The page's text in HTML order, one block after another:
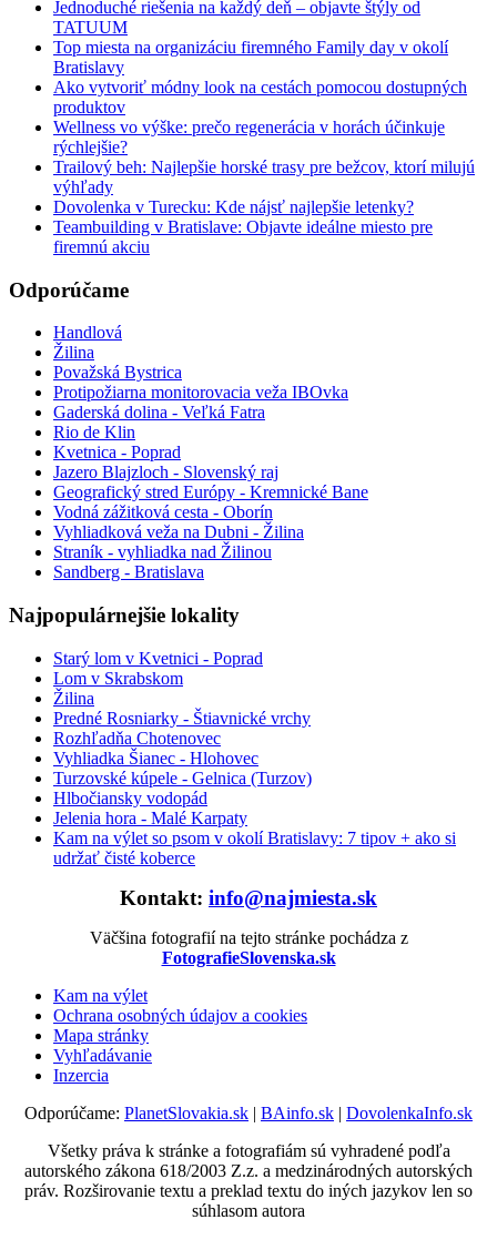
Jednoduché riešenia na každý deň – objavte štýly od
TATUUM
Top miesta na organizáciu firemného Family day v okolí
Bratislavy
Ako vytvoriť módny look na cestách pomocou dostupných
produktov
Wellness vo výške: prečo regenerácia v horách účinkuje
rýchlejšie?
Trailový beh: Najlepšie horské trasy pre bežcov, ktorí milujú
výhľady
Dovolenka v Turecku: Kde nájsť najlepšie letenky?
Teambuilding v Bratislave: Objavte ideálne miesto pre
firemnú akciu
Odporúčame
Handlová
Žilina
Považská Bystrica
Protipožiarna monitorovacia veža IBOvka
Gaderská dolina - Veľká Fatra
Rio de Klin
Kvetnica - Poprad
Jazero Blajzloch - Slovenský raj
Geografický stred Európy - Kremnické Bane
Vodná zážitková cesta - Oborín
Vyhliadková veža na Dubni - Žilina
Straník - vyhliadka nad Žilinou
Sandberg - Bratislava
Najpopulárnejšie lokality
Starý lom v Kvetnici - Poprad
Lom v Skrabskom
Žilina
Predné Rosniarky - Štiavnické vrchy
Rozhľadňa Chotenovec
Vyhliadka Šianec - Hlohovec
Turzovské kúpele - Gelnica (Turzov)
Hlbočiansky vodopád
Jelenia hora - Malé Karpaty
Kam na výlet so psom v okolí Bratislavy: 7 tipov + ako si
udržať čisté koberce
Kontakt: info@najmiesta.sk
Väčšina fotografií na tejto stránke pochádza z
FotografieSlovenska.sk
Kam na výlet
Ochrana osobných údajov a cookies
Mapa stránky
Vyhľadávanie
Inzercia
Odporúčame: PlanetSlovakia.sk | BAinfo.sk | DovolenkaInfo.sk
Všetky práva k stránke a fotografiám sú vyhradené podľa
autorského zákona 618/2003 Z.z. a medzinárodných autorských
práv. Rozširovanie textu a preklad textu do iných jazykov len so
súhlasom autora